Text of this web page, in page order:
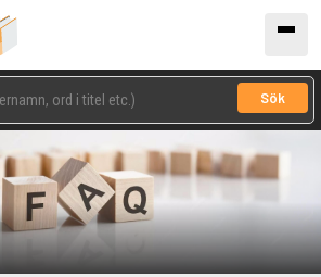
Sök